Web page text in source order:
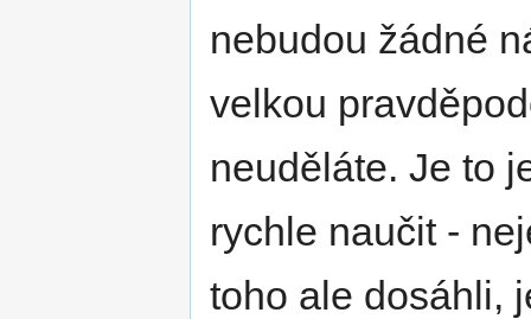
nebudou žádné
velkou
neuděláte. Je to
rychle naučit -
toho ale dosáhli,